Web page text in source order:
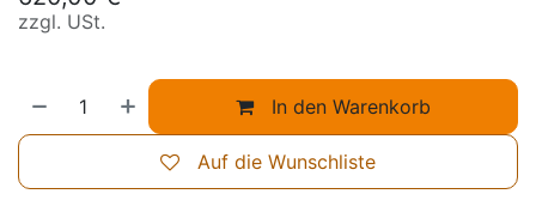
zzgl. USt.
In den Warenkorb
Auf die Wunschliste